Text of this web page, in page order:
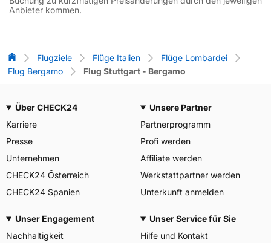
Anbieter kommen.
Flug-Vergleich
Flugziele Flüge Italien
Flüge Lombardei
Flug Bergamo
Flug Stuttgart - Bergamo
Über CHECK24
Karriere
Presse
Unternehmen
CHECK24 Österreich
CHECK24 Spanien
Unsere Partner
Partnerprogramm
Profi werden
Affiliate werden
Werkstattpartner werden
Unterkunft anmelden
Unser Engagement
Nachhaltigkeit
Unser Service für Sie
Hilfe und Kontakt